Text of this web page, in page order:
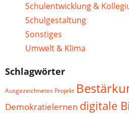
Schulentwicklung &
Schulgestaltung
Sonstiges
Umwelt & Klima
Schlagwörter
Ausgezeichnetes Projekt
Demokratielernen digitale